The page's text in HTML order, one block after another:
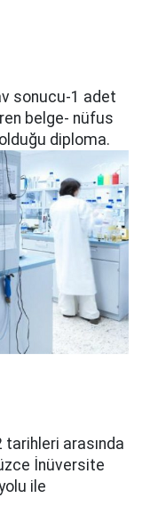
sonucu-1 adet
belge- nüfus
diploma.
tarihleri arasında
İnüversite
ile